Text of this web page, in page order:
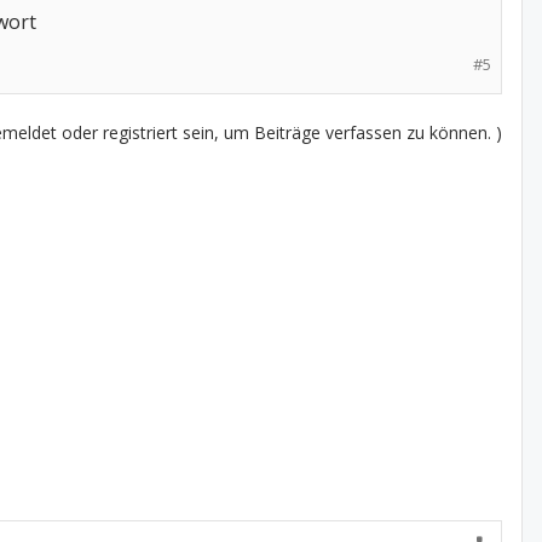
#5
oder registriert sein, um Beiträge verfassen zu können. )